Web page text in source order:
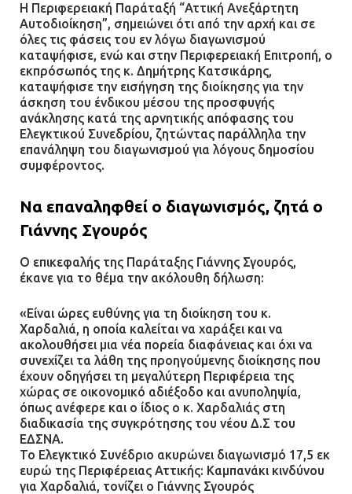
Η Περιφερειακή Παράταξή “Αττική Ανεξάρτητη
Αυτοδιοίκηση”, σημειώνει ότι από την αρχή και σε
όλες τις φάσεις του εν λόγω διαγωνισμού
καταψήφισε, ενώ και στην Περιφερειακή Επιτροπή, ο
εκπρόσωπός της κ. Δημήτρης Κατσικάρης,
καταψήφισε την εισήγηση της διοίκησης για την
άσκηση του ένδικου μέσου της προσφυγής
ανάκλησης κατά της αρνητικής απόφασης του
Ελεγκτικού Συνεδρίου, ζητώντας παράλληλα την
επανάληψη του διαγωνισμού για λόγους δημοσίου
συμφέροντος.
Να επαναληφθεί ο διαγωνισμός, ζητά ο
Γιάννης Σγουρός
Ο επικεφαλής της Παράταξης Γιάννης Σγουρός,
έκανε για το θέμα την ακόλουθη δήλωση:
«Είναι ώρες ευθύνης για τη διοίκηση του κ.
Χαρδαλιά, η οποία καλείται να χαράξει και να
ακολουθήσει μια νέα πορεία διαφάνειας και όχι να
συνεχίζει τα λάθη της προηγούμενης διοίκησης που
έχουν οδηγήσει τη μεγαλύτερη Περιφέρεια της
χώρας σε οικονομικό αδιέξοδο και ανυποληψία,
όπως ανέφερε και ο ίδιος ο κ. Χαρδαλιάς στη
διαδικασία της συγκρότησης του νέου Δ.Σ του
ΕΔΣΝΑ.
Το Ελεγκτικό Συνέδριο ακυρώνει διαγωνισμό 17,5 εκ
ευρώ της Περιφέρειας Αττικής: Καμπανάκι κινδύνου
για Χαρδαλιά, τονίζει ο Γιάννης Σγουρός